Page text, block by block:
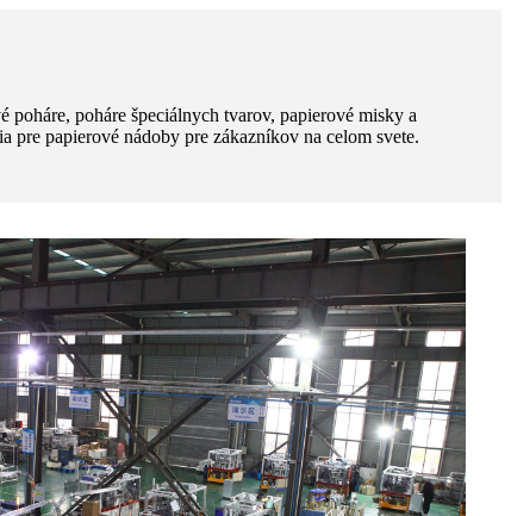
poháre, poháre špeciálnych tvarov, papierové misky a
papierové nádoby pre zákazníkov na celom svete.